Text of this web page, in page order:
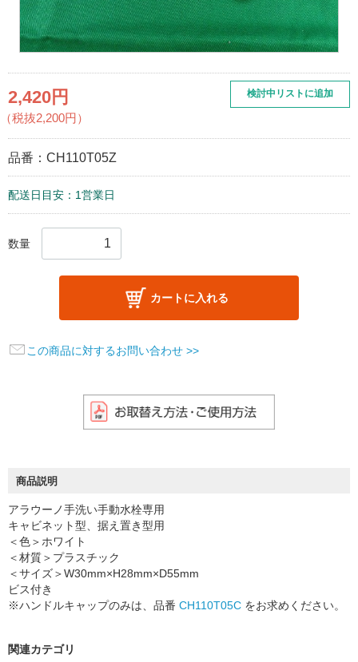
2,420円
（税抜2,200円）
品番： CH110T05Z
配送日目安：1営業日
検討中リストに追加
数量
カートに入れる
この商品に対するお問い合わせ >>
商品説明
アラウーノ手洗い手動水栓専用
キャビネット型、据え置き型用
＜色＞ホワイト
＜材質＞プラスチック
＜サイズ＞W30mm×H28mm×D55mm
ビス付き
※ハンドルキャップのみは、品番 CH110T05C をお求めください。
関連カテゴリ